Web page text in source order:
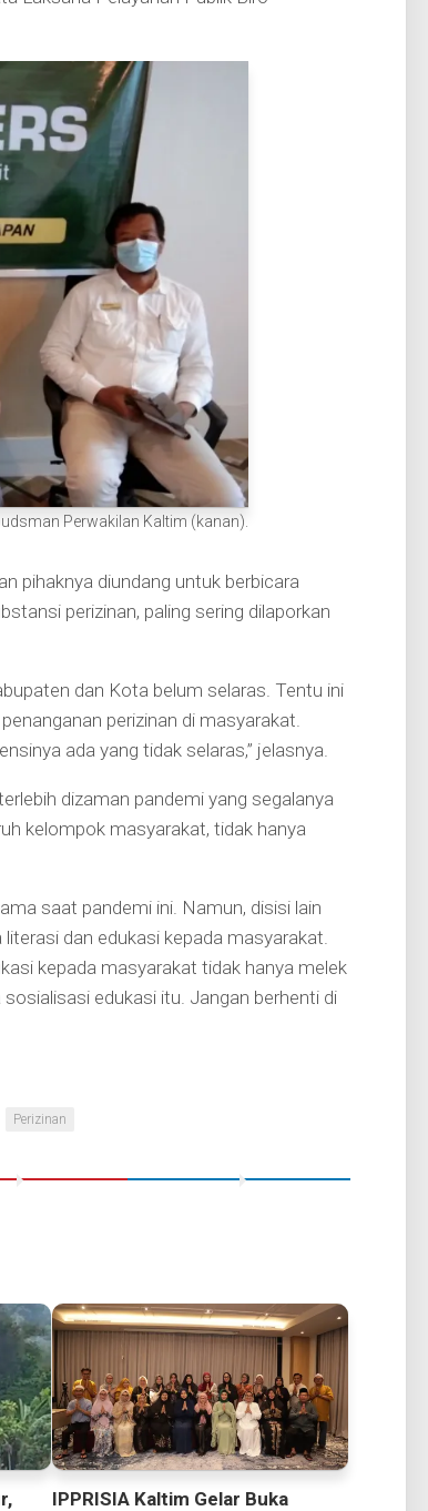
Perwakilan Kaltim (kanan).
pihaknya diundang untuk berbicara
perizinan, paling sering dilaporkan
dan Kota belum selaras. Tentu ini
perizinan di masyarakat.
ada yang tidak selaras,” jelasnya.
dizaman pandemi yang segalanya
kelompok masyarakat, tidak hanya
saat pandemi ini. Namun, disisi lain
dan edukasi kepada masyarakat.
kepada masyarakat tidak hanya melek
edukasi itu. Jangan berhenti di
Perizinan
IPPRISIA Kaltim Gelar Buka